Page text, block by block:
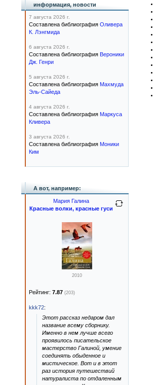
информация, новости
7 августа 2026 г.
Составлена библиография Оливера
К. Лэнгмида
6 августа 2026 г.
Составлена библиография Вероники
Дж. Генри
5 августа 2026 г.
Составлена библиография Махмуда
Эль-Сайеда
4 августа 2026 г.
Составлена библиография Маркуса
Кливера
3 августа 2026 г.
Составлена библиография Моники
Ким
А вот, например:
Мария Галина
Красные волки, красные гуси
2010
Рейтинг: 7.87 (203)
kkk72:
Этот рассказ недаром дал
название всему сборнику.
Именно в нем лучше всего
проявилось писательское
мастерство Галиной, умение
соединять обыденное и
мистическое. Вот и в этот
раз история путешествий
натуралиста по отдаленным